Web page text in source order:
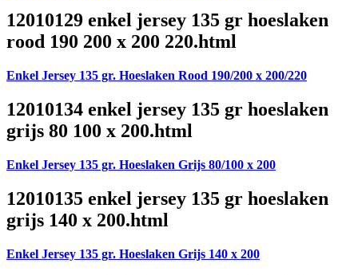
12010129 enkel jersey 135 gr hoeslaken
rood 190 200 x 200 220.html
Enkel Jersey 135 gr. Hoeslaken Rood 190/200 x 200/220
12010134 enkel jersey 135 gr hoeslaken
grijs 80 100 x 200.html
Enkel Jersey 135 gr. Hoeslaken Grijs 80/100 x 200
12010135 enkel jersey 135 gr hoeslaken
grijs 140 x 200.html
Enkel Jersey 135 gr. Hoeslaken Grijs 140 x 200